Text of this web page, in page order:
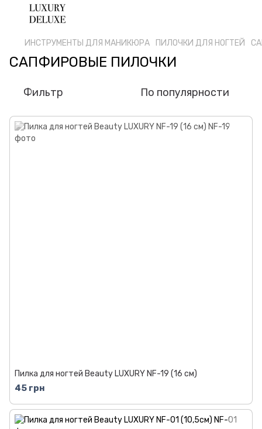
ИНСТРУМЕНТЫ ДЛЯ МАНИКЮРА ПИЛОЧКИ ДЛЯ НОГТЕЙ
САПФИРОВЫЕ ПИЛОЧКИ
Фильтр По популярности
Пилка для ногтей Beauty LUXURY NF-19 (16 см)
45 грн